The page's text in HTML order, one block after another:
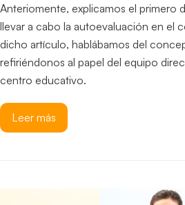
Anteriomente, explicamos el primero
llevar a cabo la autoevaluación en el
dicho artículo, hablábamos del
refiriéndonos al papel del equipo
centro educativo.
Leer más